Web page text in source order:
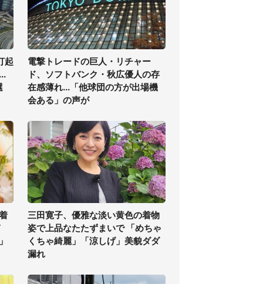
起
電撃トレードの巨人・リチャー
ド、ソフトバンク・秋広優人の存
在感薄れ...「他球団の方が出場機
会ある」の声が
三田寛子、優雅な淡い黄色の着物
姿で上品なたたずまいで 「めちゃ
くちゃ綺麗」「涼しげ」美貌ダダ
漏れ